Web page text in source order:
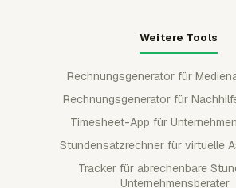
Weitere Tools
Rechnungsgenerator für
Rechnungsgenerator für
Timesheet-App für
Stundensatzrechner für virtuelle
Tracker für abrechenbare
Unternehmensberater